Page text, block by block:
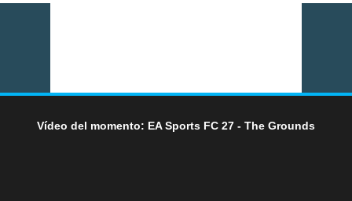
Vídeo del momento: EA Sports FC 27 - The Grounds